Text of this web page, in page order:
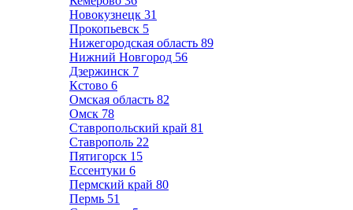
Новокузнецк 31
Прокопьевск 5
Нижегородская область 89
Нижний Новгород 56
Дзержинск 7
Кстово 6
Омская область 82
Омск 78
Ставропольский край 81
Ставрополь 22
Пятигорск 15
Ессентуки 6
Пермский край 80
Пермь 51